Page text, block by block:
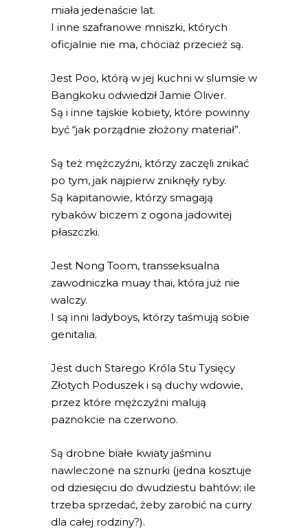
miała jedenaście lat.
I inne szafranowe mniszki, których
oficjalnie nie ma, chociaż przecież są.
Jest Poo, którą w jej kuchni w slumsie w
Bangkoku odwiedził Jamie Oliver.
Są i inne tajskie kobiety, które powinny
być “jak porządnie złożony materiał”.
Są też mężczyźni, którzy zaczęli znikać
po tym, jak najpierw zniknęły ryby.
Są kapitanowie, którzy smagają
rybaków biczem z ogona jadowitej
płaszczki.
Jest Nong Toom, transseksualna
zawodniczka muay thai, która już nie
walczy.
I są inni ladyboys, którzy taśmują sobie
genitalia.
Jest duch Starego Króla Stu Tysięcy
Złotych Poduszek i są duchy wdowie,
przez które mężczyźni malują
paznokcie na czerwono.
Są drobne białe kwiaty jaśminu
nawleczone na sznurki (jedna kosztuje
od dziesięciu do dwudziestu bahtów; ile
trzeba sprzedać, żeby zarobić na curry
dla całej rodziny?).